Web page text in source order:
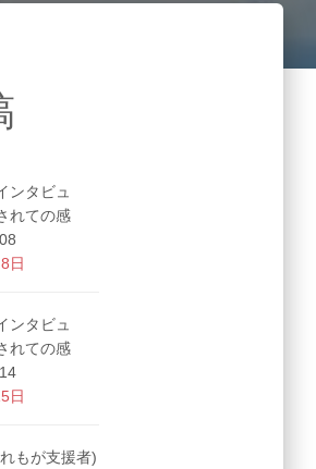
ンタビュ
れての感
日
ンタビュ
れての感
日
もが支援者)